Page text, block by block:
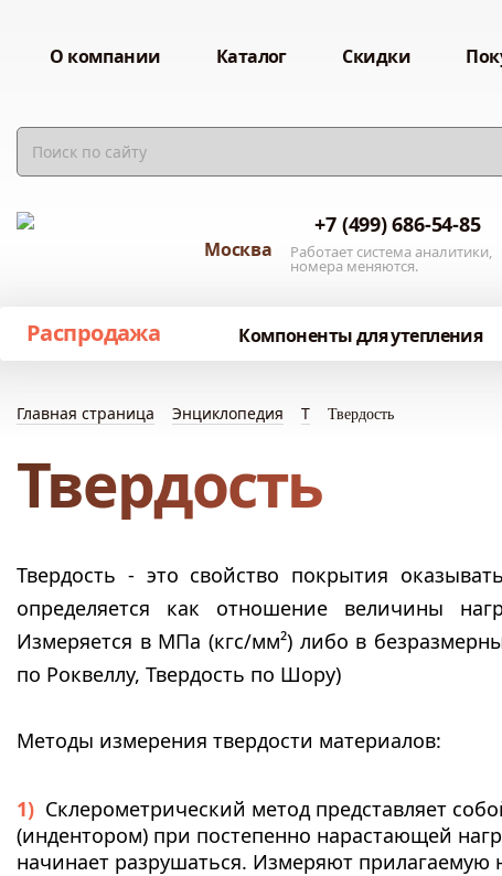
О компании Каталог Скидки
Москва
+7 (499) 686-54-85
Работает система аналитики,
номера меняются.
Распродажа Компоненты для утепления
Главная страница Энциклопедия Т Твердость
Твердость
Твердость - это свойство покрытия
определяется как отношение величины
Измеряется в МПа (кгс/мм²) либо в
по Роквеллу, Твердость по Шору)
Методы измерения твердости материалов:
Склерометрический метод представляет
(индентором) при постепенно нарастающей
начинает разрушаться. Измеряют прилагаемую